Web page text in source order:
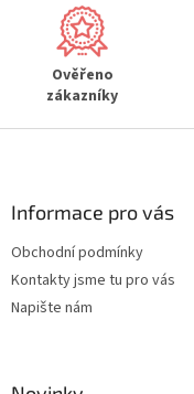
Ověřeno
zákazníky
Informace pro vás
Obchodní podmínky
Kontakty jsme tu pro vás
Napište nám